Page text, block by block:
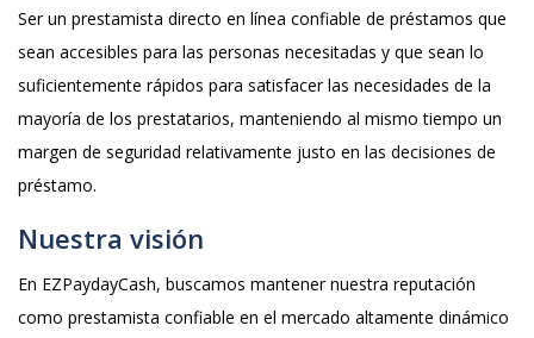
Ser un prestamista directo en línea confiable de préstamos que
sean accesibles para las personas necesitadas y que sean lo
suficientemente rápidos para satisfacer las necesidades de la
mayoría de los prestatarios, manteniendo al mismo tiempo un
margen de seguridad relativamente justo en las decisiones de
préstamo.
Nuestra visión
En EZPaydayCash, buscamos mantener nuestra reputación
como prestamista confiable en el mercado altamente dinámico